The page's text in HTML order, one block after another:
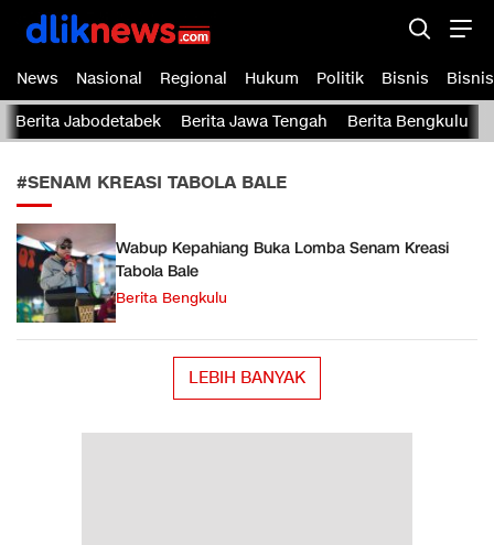
Dliknews.com
dliknews.com – Berita Cepat – Akurat dan Terverifikasi
News Nasional Regional Hukum Politik Bisnis Bisnis
Berita Jabodetabek Berita Jawa Tengah Berita Bengkulu
#SENAM KREASI TABOLA BALE
Wabup Kepahiang Buka Lomba Senam Kreasi
Tabola Bale
Berita Bengkulu
LEBIH BANYAK